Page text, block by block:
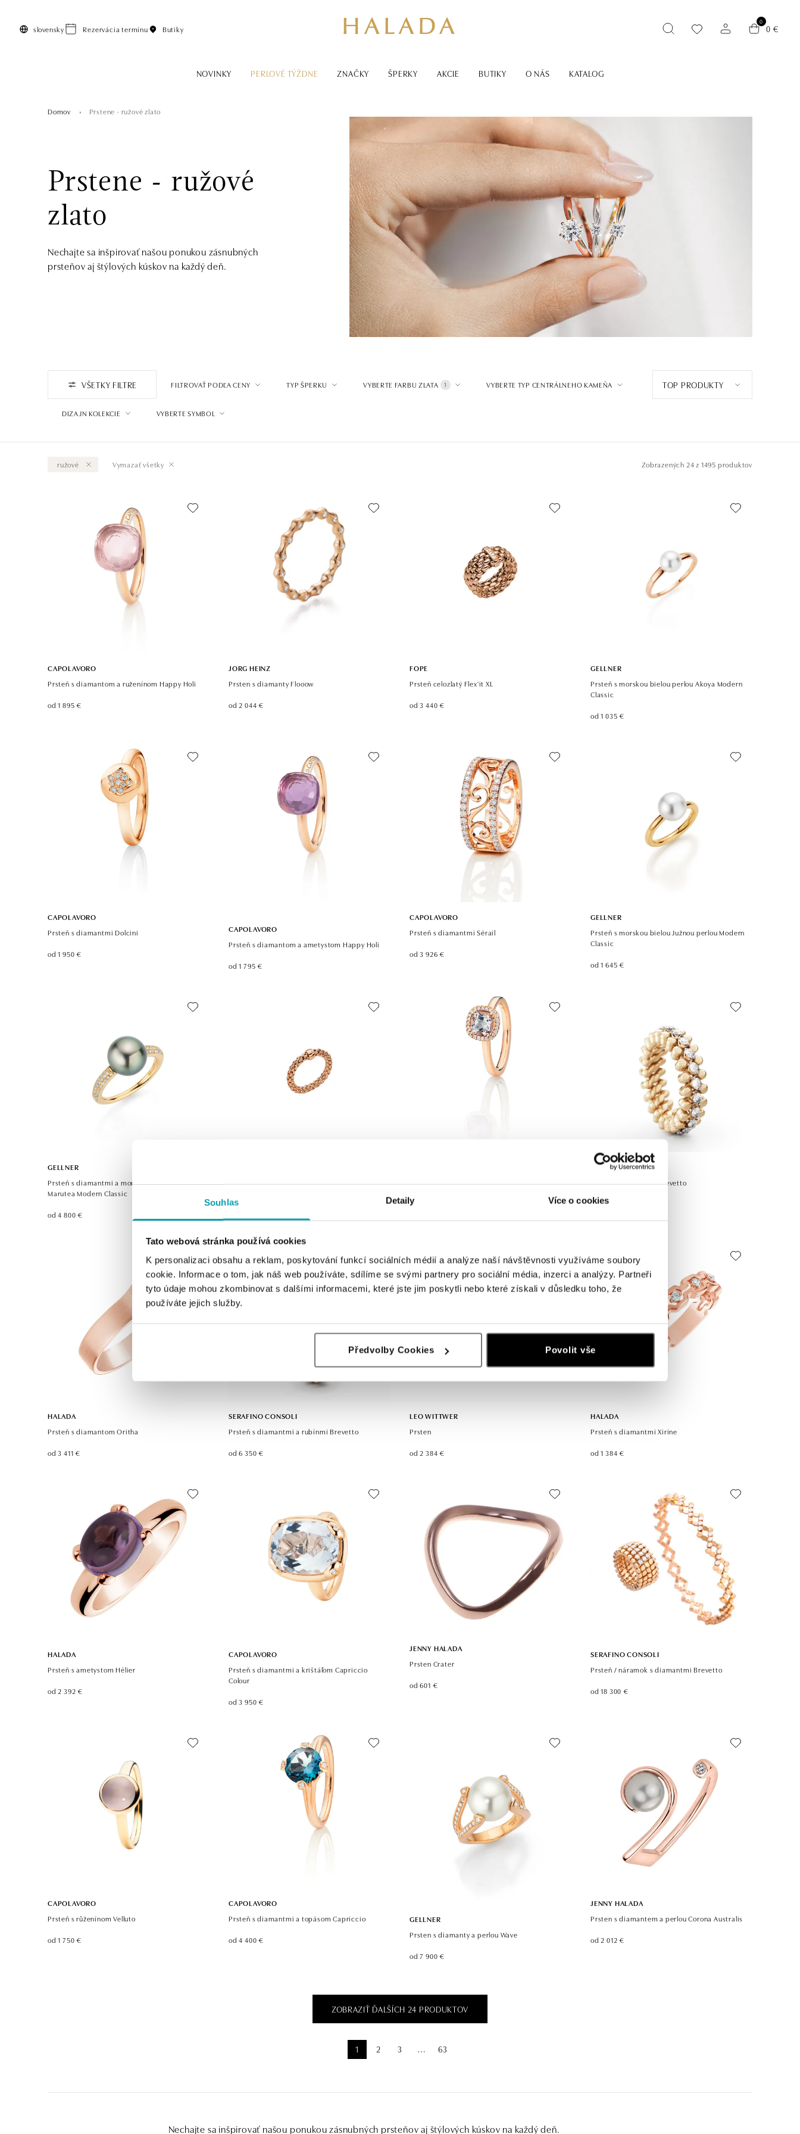
Souhlas Detaily Více o cookies
Tato webová stránka používá cookies
K personalizaci obsahu a reklam, poskytování funkcí sociálních médií a analýze naší návštěvnosti využíváme soubory
cookie. Informace o tom, jak náš web používáte, sdílíme se svými partnery pro sociální média, inzerci a analýzy. Partneři
tyto údaje mohou zkombinovat s dalšími informacemi, které jste jim poskytli nebo které získali v důsledku toho, že
používáte jejich služby.
Předvolby Cookies Povolit vše
slovensky Rezervácia termínu Butiky
0
0 €
NOVINKY PERLOVÉ TÝŽDNE ZNAČKY ŠPERKY AKCIE BUTIKY O NÁS KATALOG
Domov Prstene - ružové zlato
Prstene - ružové
zlato
Nechajte sa inšpirovať našou ponukou zásnubných
prsteňov aj štýlových kúskov na každý deň.
VŠETKY FILTRE FILTROVAŤ PODĽA CENY TYP ŠPERKU VYBERTE FARBU ZLATA 1 VYBERTE TYP CENTRÁLNEHO KAMEŇA
DIZAJN KOLEKCIE VYBERTE SYMBOL
TOP PRODUKTY
ružové Vymazať všetky Zobrazených 24 z 1495 produktov
CAPOLAVORO
Prsteň s diamantom a ruženínom Happy Holi
od 1 895 €
JORG HEINZ
Prsten s diamanty Flooow
od 2 044 €
FOPE
Prsteň celozlatý Flex'it XL
od 3 440 €
GELLNER
Prsteň s morskou bielou perlou Akoya Modern
Classic
od 1 035 €
CAPOLAVORO
Prsteň s diamantmi Dolcini
od 1 950 €
CAPOLAVORO
Prsteň s diamantom a ametystom Happy Holi
od 1 795 €
CAPOLAVORO
Prsteň s diamantmi Sérail
od 3 926 €
GELLNER
Prsteň s morskou bielou Južnou perlou Modern
Classic
od 1 645 €
GELLNER
Prsteň s diamantmi a morskou multicolor perlou
Marutea Modern Classic
od 4 800 €
od 1 270 € od 2 250 €
SERAFINO CONSOLI
Prsteň s diamantmi Brevetto
od 6 350 €
HALADA
Prsteň s diamantom Oritha
od 3 411 €
SERAFINO CONSOLI
Prsteň s diamantmi a rubínmi Brevetto
od 6 350 €
LEO WITTWER
Prsten
od 2 384 €
HALADA
Prsteň s diamantmi Xirine
od 1 384 €
HALADA
Prsteň s ametystom Hélier
od 2 392 €
CAPOLAVORO
Prsteň s diamantmi a krištáľom Capriccio
Colour
od 3 950 €
JENNY HALADA
Prsten Crater
od 601 €
SERAFINO CONSOLI
Prsteň / náramok s diamantmi Brevetto
od 18 300 €
CAPOLAVORO
Prsteň s růženínom Velluto
od 1 750 €
CAPOLAVORO
Prsteň s diamantmi a topásom Capriccio
od 4 400 €
GELLNER
Prsten s diamanty a perlou Wave
od 7 900 €
JENNY HALADA
Prsten s diamantem a perlou Corona Australis
od 2 012 €
ZOBRAZIŤ ĎALŠÍCH 24 PRODUKTOV
1 2 3 ⋯ 63
Nechajte sa inšpirovať našou ponukou zásnubných prsteňov aj štýlových kúskov na každý deň.